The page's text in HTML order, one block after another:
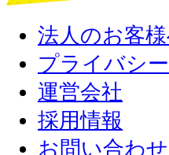
法人のお客
プライバシ
運営会社
採用情報
お問い合わせ